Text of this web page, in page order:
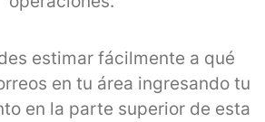
estimar fácilmente a qué
en tu área ingresando tu
en la parte superior de esta